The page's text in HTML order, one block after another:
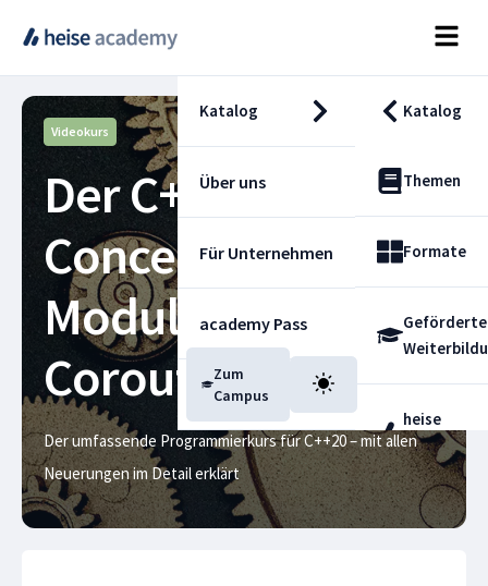
Katalog Katalog
Themen
Formate
Geförderte
heise
Über uns
Für Unternehmen
academy Pass
Blog
Zum
Campus
Videokurs
Der C++20-Kurs –
Concepts, Ranges,
Module und
Coroutinen
Der umfassende Programmierkurs für C++20 – mit allen
Neuerungen im Detail erklärt